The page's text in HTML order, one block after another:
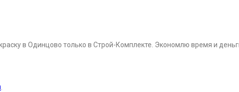
в Одинцово только в Строй-Комплекте. Экономлю время и